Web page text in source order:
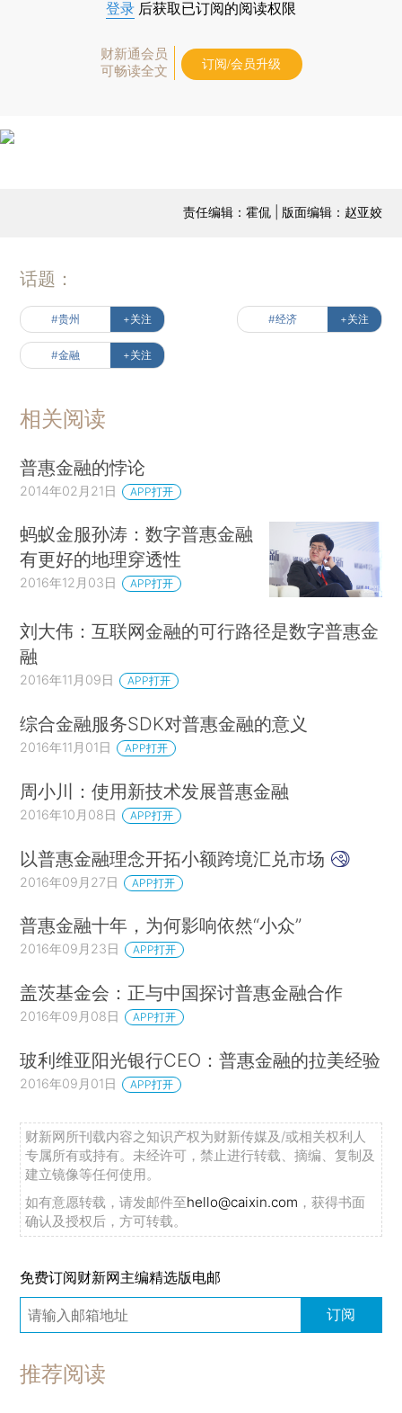
登录 后获取已订阅的阅读权限
财新通会员
可畅读全文
订阅/会员升级
责任编辑：霍侃 | 版面编辑：赵亚姣
话题：
#贵州 +关注 #经济 +关注
#金融 +关注
相关阅读
普惠金融的悖论
2014年02月21日 APP打开
蚂蚁金服孙涛：数字普惠金融
有更好的地理穿透性
2016年12月03日 APP打开
刘大伟：互联网金融的可行路径是数字普惠金
融
2016年11月09日 APP打开
综合金融服务SDK对普惠金融的意义
2016年11月01日 APP打开
周小川：使用新技术发展普惠金融
2016年10月08日 APP打开
以普惠金融理念开拓小额跨境汇兑市场
2016年09月27日 APP打开
普惠金融十年，为何影响依然“小众”
2016年09月23日 APP打开
盖茨基金会：正与中国探讨普惠金融合作
2016年09月08日 APP打开
玻利维亚阳光银行CEO：普惠金融的拉美经验
2016年09月01日 APP打开
财新网所刊载内容之知识产权为财新传媒及/或相关权利人
专属所有或持有。未经许可，禁止进行转载、摘编、复制及
建立镜像等任何使用。
如有意愿转载，请发邮件至hello@caixin.com ，获得书面
确认及授权后，方可转载。
免费订阅财新网主编精选版电邮
订阅
推荐阅读